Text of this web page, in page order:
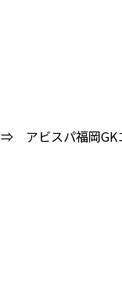
アビスパ福岡GK